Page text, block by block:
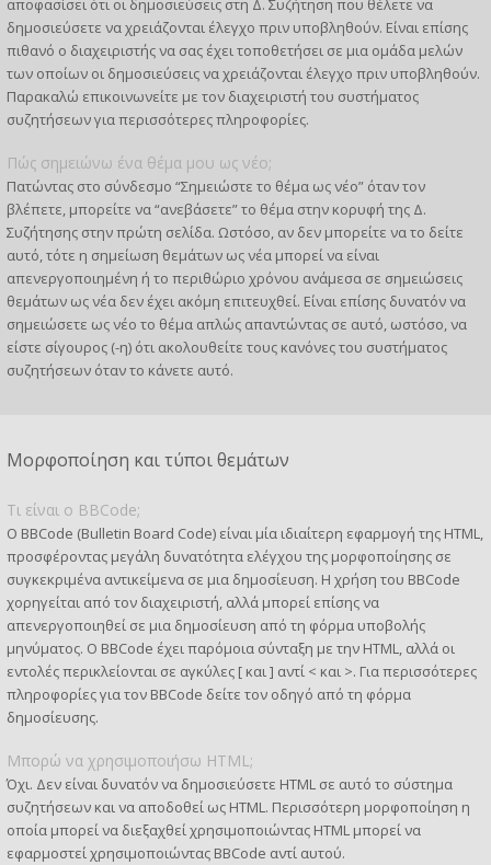
αποφασίσει ότι οι δημοσιεύσεις στη Δ. Συζήτηση που θέλετε να
δημοσιεύσετε να χρειάζονται έλεγχο πριν υποβληθούν. Είναι επίσης
πιθανό ο διαχειριστής να σας έχει τοποθετήσει σε μια ομάδα μελών
των οποίων οι δημοσιεύσεις να χρειάζονται έλεγχο πριν υποβληθούν.
Παρακαλώ επικοινωνείτε με τον διαχειριστή του συστήματος
συζητήσεων για περισσότερες πληροφορίες.
Πώς σημειώνω ένα θέμα μου ως νέο;
Πατώντας στο σύνδεσμο “Σημειώστε το θέμα ως νέο” όταν τον
βλέπετε, μπορείτε να “ανεβάσετε” το θέμα στην κορυφή της Δ.
Συζήτησης στην πρώτη σελίδα. Ωστόσο, αν δεν μπορείτε να το δείτε
αυτό, τότε η σημείωση θεμάτων ως νέα μπορεί να είναι
απενεργοποιημένη ή το περιθώριο χρόνου ανάμεσα σε σημειώσεις
θεμάτων ως νέα δεν έχει ακόμη επιτευχθεί. Είναι επίσης δυνατόν να
σημειώσετε ως νέο το θέμα απλώς απαντώντας σε αυτό, ωστόσο, να
είστε σίγουρος (-η) ότι ακολουθείτε τους κανόνες του συστήματος
συζητήσεων όταν το κάνετε αυτό.
Μορφοποίηση και τύποι θεμάτων
Τι είναι ο BBCode;
Ο BBCode (Bulletin Board Code) είναι μία ιδιαίτερη εφαρμογή της HTML,
προσφέροντας μεγάλη δυνατότητα ελέγχου της μορφοποίησης σε
συγκεκριμένα αντικείμενα σε μια δημοσίευση. Η χρήση του BBCode
χορηγείται από τον διαχειριστή, αλλά μπορεί επίσης να
απενεργοποιηθεί σε μια δημοσίευση από τη φόρμα υποβολής
μηνύματος. Ο BBCode έχει παρόμοια σύνταξη με την HTML, αλλά οι
εντολές περικλείονται σε αγκύλες [ και ] αντί < και >. Για περισσότερες
πληροφορίες για τον BBCode δείτε τον οδηγό από τη φόρμα
δημοσίευσης.
Μπορώ να χρησιμοποιήσω HTML;
Όχι. Δεν είναι δυνατόν να δημοσιεύσετε HTML σε αυτό το σύστημα
συζητήσεων και να αποδοθεί ως HTML. Περισσότερη μορφοποίηση η
οποία μπορεί να διεξαχθεί χρησιμοποιώντας HTML μπορεί να
εφαρμοστεί χρησιμοποιώντας BBCode αντί αυτού.